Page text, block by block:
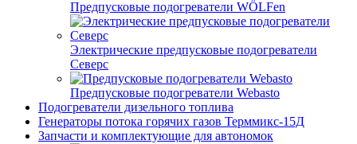
Предпусковые подогреватели WÖLFen
Электрические предпусковые подогреватели
Северс
Предпусковые подогреватели Webasto
Подогреватели дизельного топлива
Генераторы потока горячих газов Терммикс-15Д
Запчасти и комплектующие для автономок